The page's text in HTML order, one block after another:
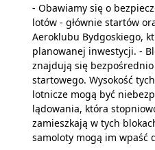
- Obawiamy się o
lotów - głównie startów
Aeroklubu Bydgoskiego,
planowanej inwestycji. -
znajdują się
startowego. Wysokość
lotnicze mogą być
lądowania, która
zamieszkają w tych
samoloty mogą im wpaść